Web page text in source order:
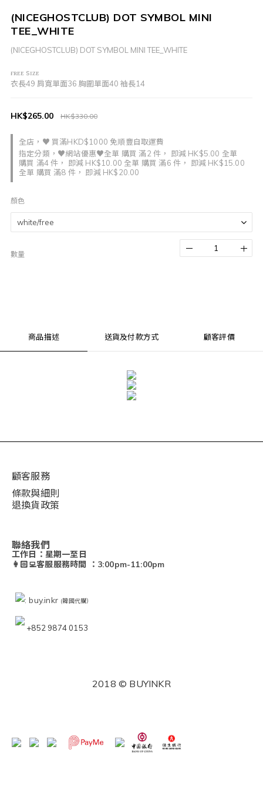
(NICEGHOSTCLUB) DOT SYMBOL MINI
TEE_WHITE
(NICEGHOSTCLUB) DOT SYMBOL MINI TEE_WHITE
ғʀᴇᴇ sɪᴢᴇ
衣長49 肩寬單面36 胸圍單面40 袖長14
全店，♥ 買滿HKD$1000 免順豐自取運費
指定分類，♥網站優惠♥全單 購買 滿2 件， 即減 HK$5.00 全單
購買 滿4 件， 即減 HK$10.00 全單 購買 滿6 件， 即減 HK$15.00
全單 購買 滿8 件， 即減 HK$20.00
HK$330.00
HK$265.00
顏色
數量
商品描述 送貨及付款方式 顧客評價
顧客服務
條款與細則
退換貨政策
聯絡我們
工作日：星期一至日
👩🏻‍💻客服服務時間 ：3:00pm-11:00pm
: buy.inkr (韓國代購）
+852 9874 0153
2018 © BUYINKR